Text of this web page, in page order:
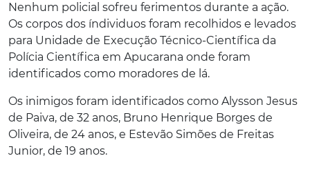
Nenhum policial sofreu ferimentos durante a ação.
Os corpos dos índividuos foram recolhidos e levados
para Unidade de Execução Técnico-Científica da
Polícia Científica em Apucarana onde foram
identificados como moradores de lá.
Os inimigos foram identificados como Alysson Jesus
de Paiva, de 32 anos, Bruno Henrique Borges de
Oliveira, de 24 anos, e Estevão Simões de Freitas
Junior, de 19 anos.